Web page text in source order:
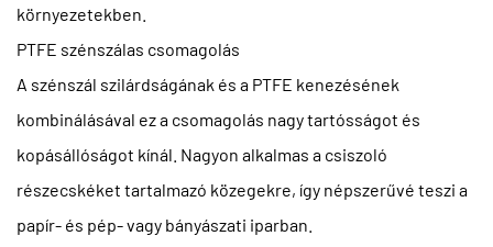
környezetekben.
PTFE szénszálas csomagolás
A szénszál szilárdságának és a PTFE kenezésének
kombinálásával ez a csomagolás nagy tartósságot és
kopásállóságot kínál. Nagyon alkalmas a csiszoló
részecskéket tartalmazó közegekre, így népszerűvé teszi a
papír- és pép- vagy bányászati ​​iparban.